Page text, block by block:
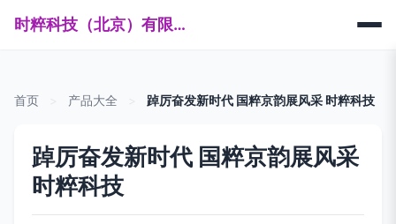
时粹科技（北京）有限公司
首页 产品大全 踔厉奋发新时代 国粹京韵展风采 时粹科技
踔厉奋发新时代 国粹京韵展风采
时粹科技